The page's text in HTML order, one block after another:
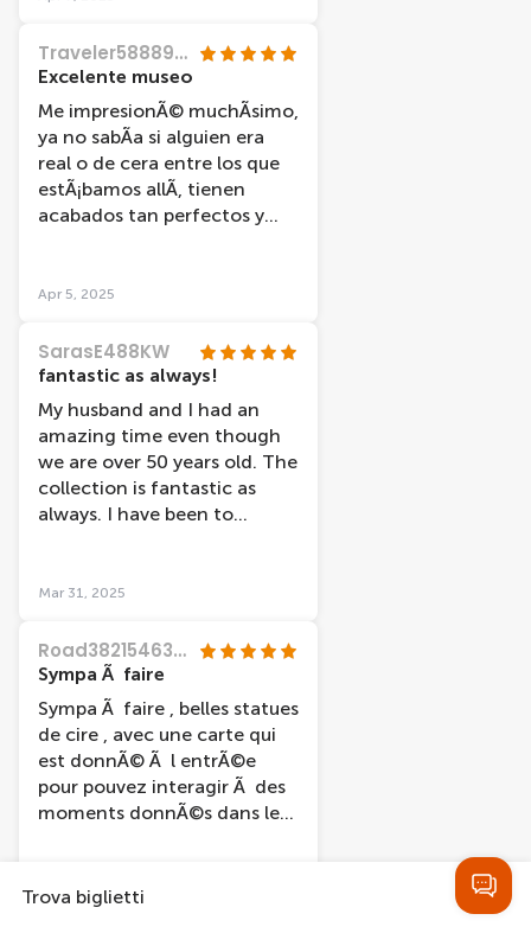
Traveler58889912157
Excelente museo
Me impresionÃ© muchÃ­simo,
ya no sabÃ­a si alguien era
real o de cera entre los que
estÃ¡bamos allÃ­, tienen
acabados tan perfectos y
Apr 5, 2025
SarasE488KW
fantastic as always!
My husband and I had an
amazing time even though
we are over 50 years old. The
collection is fantastic as
always. I have been to
to visit Madame Tussauds
exceptional experience.
Thank you!
Mar 31, 2025
Road38215463459
Sympa Ã faire
Sympa Ã faire , belles statues
de cire , avec une carte qui
est donnÃ© Ã l entrÃ©e
pour pouvez interagir Ã des
moments donnÃ©s dans le
Mar 30, 2025
Trova biglietti